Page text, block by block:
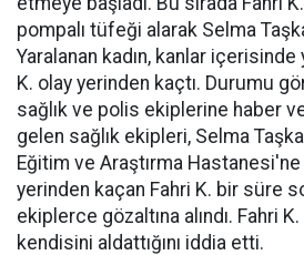
pompalı tüfeği alarak Selma
Yaralanan kadın, kanlar içerisinde
K. olay yerinden kaçtı. Durumu
sağlık ve polis ekiplerine haber
gelen sağlık ekipleri, Selma
Eğitim ve Araştırma Hastanesi'ne
yerinden kaçan Fahri K. bir süre
ekiplerce gözaltına alındı. Fahri
kendisini aldattığını iddia etti.